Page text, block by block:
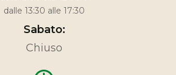
dalle 13:30 alle 17:30
Sabato:
Chiuso